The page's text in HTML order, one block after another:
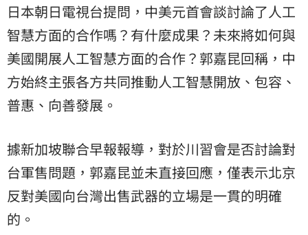
日本朝日電視台提問，中美元首會談討論了人工
智慧方面的合作嗎？有什麼成果？未來將如何與
美國開展人工智慧方面的合作？郭嘉昆回稱，中
方始終主張各方共同推動人工智慧開放、包容、
普惠、向善發展。
據新加坡聯合早報報導，對於川習會是否討論對
台軍售問題，郭嘉昆並未直接回應，僅表示北京
反對美國向台灣出售武器的立場是一貫的明確
的。